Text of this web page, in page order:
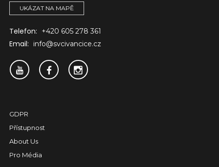
UKÁZAT NA MAPĚ
Telefon: +420 605 278 361
Email: info@svcivancice.cz
GDPR
Přístupnost
About Us
Pro Média